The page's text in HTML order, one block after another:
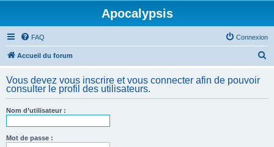
Apocalypsis
FAQ Connexion
Accueil du forum
h
Vous devez vous inscrire et vous connecter afin de pouvoir
consulter le profil des utilisateurs.
Nom d’utilisateur :
Mot de passe :